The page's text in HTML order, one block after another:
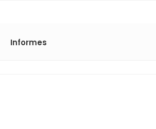
Informes